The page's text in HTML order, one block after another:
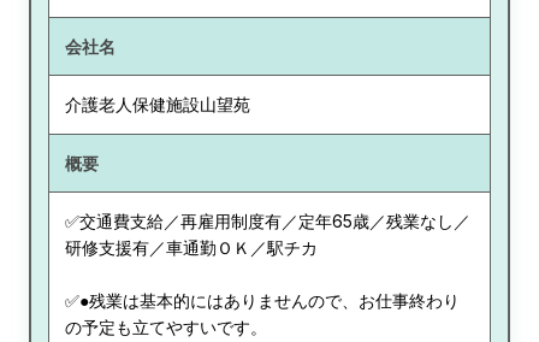
会社名
介護老人保健施設山望苑
概要
✅交通費支給／再雇用制度有／定年65歳／残業なし／
研修支援有／車通勤ＯＫ／駅チカ
✅●残業は基本的にはありませんので、お仕事終わり
の予定も立てやすいです。